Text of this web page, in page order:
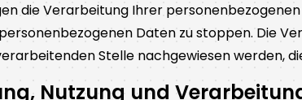
die Verarbeitung Ihrer
Daten zu stoppen. Die
Stelle nachgewiesen werden,
Nutzung und